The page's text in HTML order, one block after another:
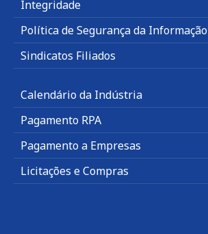
Integridade
Política de Segurança da Informação
Sindicatos Filiados
Calendário da Indústria
Pagamento RPA
Pagamento a Empresas
Licitações e Compras